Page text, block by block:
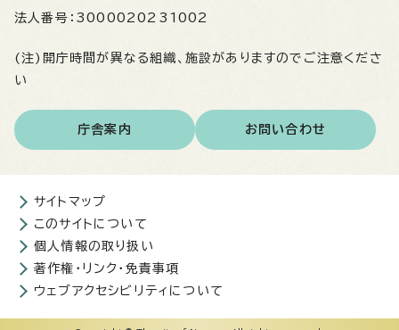
法人番号： 3000020231002
(注)開庁時間が異なる組織、施設がありますのでご注意くださ
い
庁舎案内 お問い合わせ
サイトマップ
このサイトについて
個人情報の取り扱い
著作権・リンク・免責事項
ウェブアクセシビリティについて